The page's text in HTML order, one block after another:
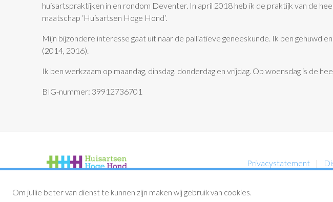
huisartspraktijken in en rondom Deventer. In april 2018 heb ik de praktijk van de
maatschap ‘Huisartsen Hoge Hond’.
Mijn bijzondere interesse gaat uit naar de palliatieve geneeskunde. Ik ben gehuwd
(2014, 2016).
Ik ben werkzaam op maandag, dinsdag, donderdag en vrijdag. Op woensdag is de
BIG-nummer: 39912736701
Privacystatement
Om jullie beter van dienst te kunnen zijn maken wij gebruik van cookies.